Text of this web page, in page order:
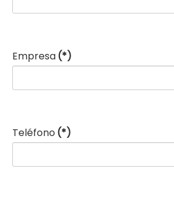
Empresa(*)
Teléfono (*)